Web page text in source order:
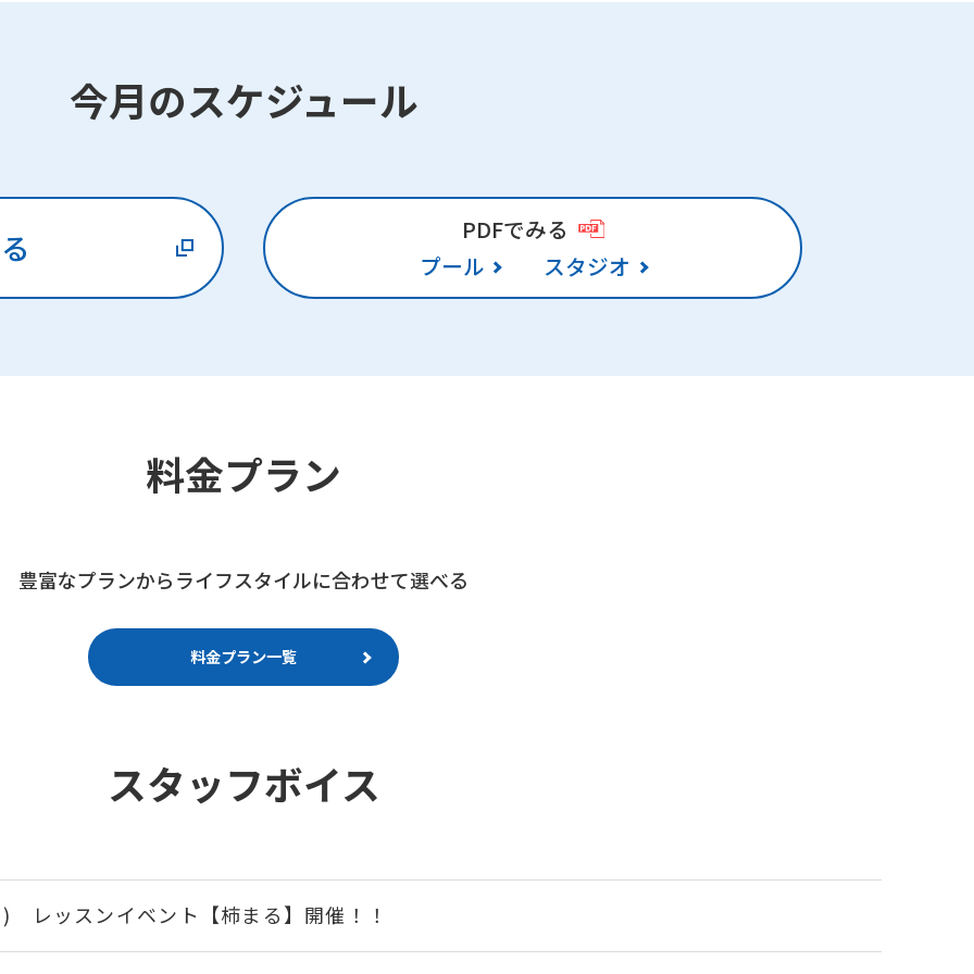
今月のスケジュール
PDFでみる
プール
スタジオ
料金プラン
豊富なプランからライフスタイルに合わせて選べる
料金プラン一覧
スタッフボイス
レッスンイベント【柿まる】開催！！